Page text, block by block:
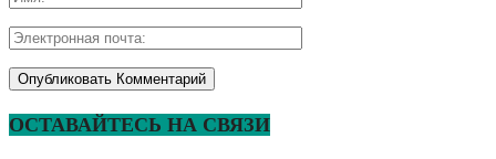
ОСТАВАЙТЕСЬ НА СВЯЗИ